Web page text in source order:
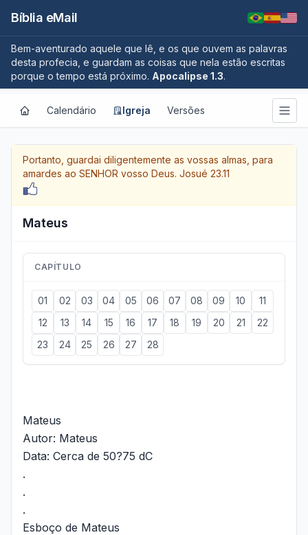
Bíblia eMail
Bem-aventurado aquele que lê, e os que ouvem as palavras
desta profecia, e guardam as coisas que nela estão escritas
porque o tempo está próximo. Apocalipse 1.3.
Calendário Igreja Versões
Portanto, guardai diligentemente as vossas almas, para
amardes ao SENHOR vosso Deus. Josué 23.11
Mateus
CAPÍTULO
01 02 03 04 05 06 07 08 09 10
11
12
13 14 15 16 17 18 19 20 21
22
23
24 25 26 27 28
Mateus
Autor: Mateus
Data: Cerca de 50?75 dC
.
.
.
Esboço de Mateus